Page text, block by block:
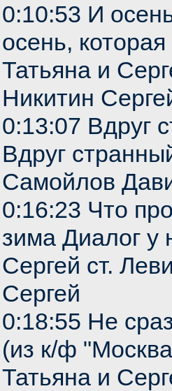
0:10:53 И
осень,
Татьяна и
Никитин
0:13:07 Вдруг
Вдруг
Самойлов
0:16:23 Что
зима Диалог у
Сергей ст.
Сергей
0:18:55 Не
(из к/ф
Татьяна и